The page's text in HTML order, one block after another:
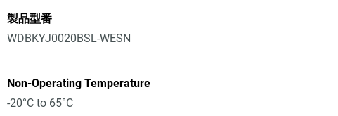
製品型番
WDBKYJ0020BSL-WESN
Non-Operating Temperature
-20°C to 65°C